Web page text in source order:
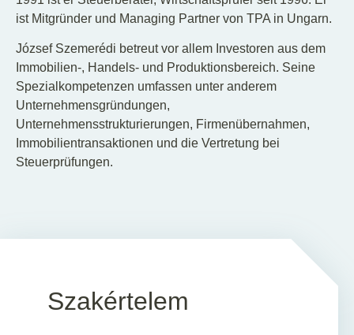
ist Mitgründer und Managing Partner von TPA in Ungarn.
József Szemerédi betreut vor allem Investoren aus dem
Immobilien-, Handels- und Produktionsbereich. Seine
Spezialkompetenzen umfassen unter anderem
Unternehmensgründungen,
Unternehmensstrukturierungen, Firmenübernahmen,
Immobilientransaktionen und die Vertretung bei
Steuerprüfungen.
Szakértelem